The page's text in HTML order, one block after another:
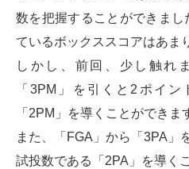
数を把握することができま
ているボックススコアはあま
しかし、前回、少し触れ
「3PM」を引くと2ポイ
「2PM」を導くことができま
また、「FGA」から「3PA」
試投数である「2PA」を導く